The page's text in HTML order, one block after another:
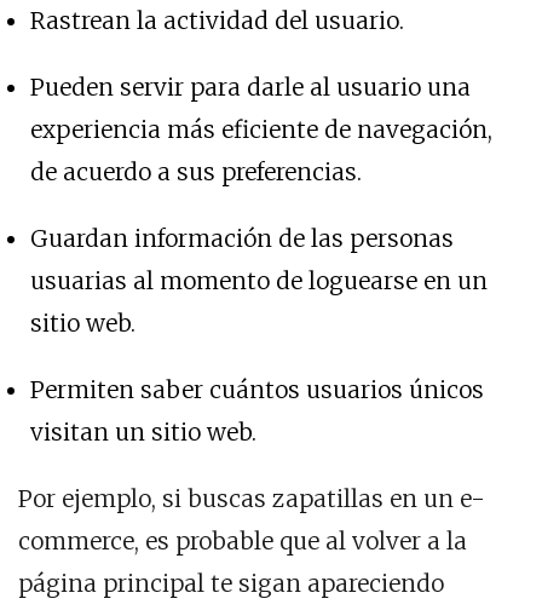
Rastrean la actividad del usuario.
Pueden servir para darle al usuario una
experiencia más eficiente de navegación,
de acuerdo a sus preferencias.
Guardan información de las personas
usuarias al momento de loguearse en un
sitio web.
Permiten saber cuántos usuarios únicos
visitan un sitio web.
Por ejemplo, si buscas zapatillas en un e-
commerce, es probable que al volver a la
página principal te sigan apareciendo